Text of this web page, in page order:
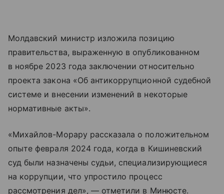
Молдавский министр изложила позицию
правительства, выраженную в опубликованном
в ноябре 2023 года заключении относительно
проекта закона «Об антикоррупционной судебной
системе и внесении изменений в некоторые
нормативные акты».
«Михайлов-Морару рассказала о положительном
опыте февраля 2024 года, когда в Кишиневский
суд были назначены судьи, специализирующиеся
на коррупции, что упростило процесс
рассмотрения дел», — отметили в Минюсте.